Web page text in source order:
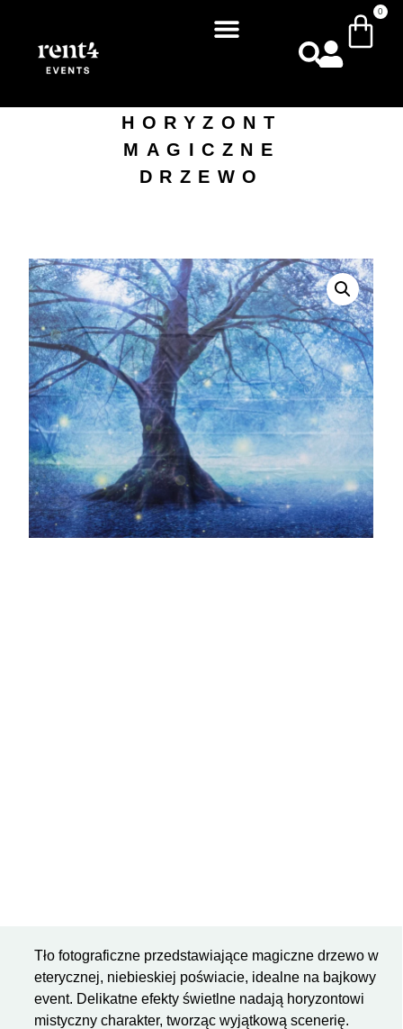
0
HORYZONT
MAGICZNE
DRZEWO
Tło fotograficzne przedstawiające magiczne drzewo w
eterycznej, niebieskiej poświacie, idealne na bajkowy
event. Delikatne efekty świetlne nadają horyzontowi
mistyczny charakter, tworząc wyjątkową scenerię.